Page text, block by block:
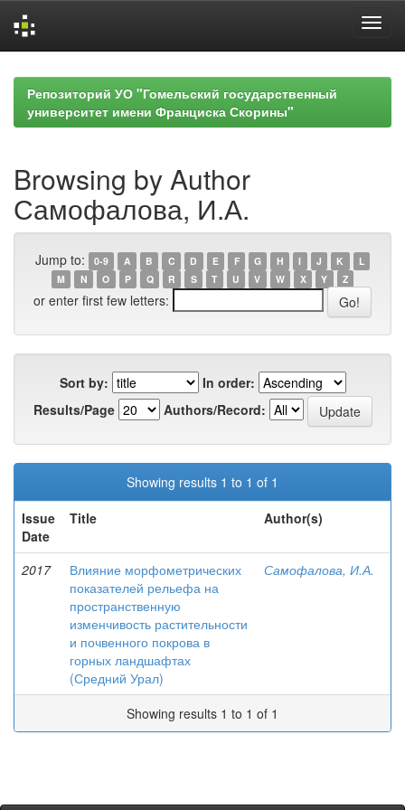
navigationРепозиторий УО "Гомельский государственный
университет имени Франциска Скорины"
Browsing by Author
Самофалова, И.А.
Jump to: 0-9 A B C D E F G H I J K
L
M
N O P Q R S T U V W X Y Z
or enter first few letters:
Sort by:
In order:
Results/Page
Authors/Record:
Showing results 1 to 1 of 1
Issue
Date
Title Author(s)
2017
Влияние морфометрических
показателей рельефа на
пространственную
изменчивость растительности
и почвенного покрова в
горных ландшафтах
(Средний Урал)
Самофалова, И.А.
Showing results 1 to 1 of 1